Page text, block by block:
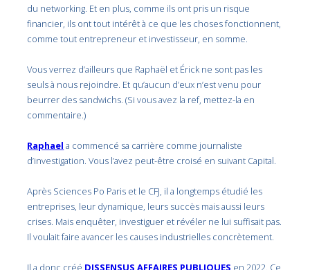
du networking. Et en plus, comme ils ont pris un risque
financier, ils ont tout intérêt à ce que les choses fonctionnent,
comme tout entrepreneur et investisseur, en somme.
Vous verrez d’ailleurs que Raphaël et Érick ne sont pas les
seuls à nous rejoindre. Et qu’aucun d’eux n’est venu pour
beurrer des sandwichs. (Si vous avez la ref, mettez-la en
commentaire.)
Raphael a commencé sa carrière comme journaliste
d’investigation. Vous l’avez peut-être croisé en suivant Capital.
Après Sciences Po Paris et le CFJ, il a longtemps étudié les
entreprises, leur dynamique, leurs succès mais aussi leurs
crises. Mais enquêter, investiguer et révéler ne lui suffisait pas.
Il voulait faire avancer les causes industrielles concrètement.
Il a donc créé DISSENSUS AFFAIRES PUBLIQUES en 2022. Ce